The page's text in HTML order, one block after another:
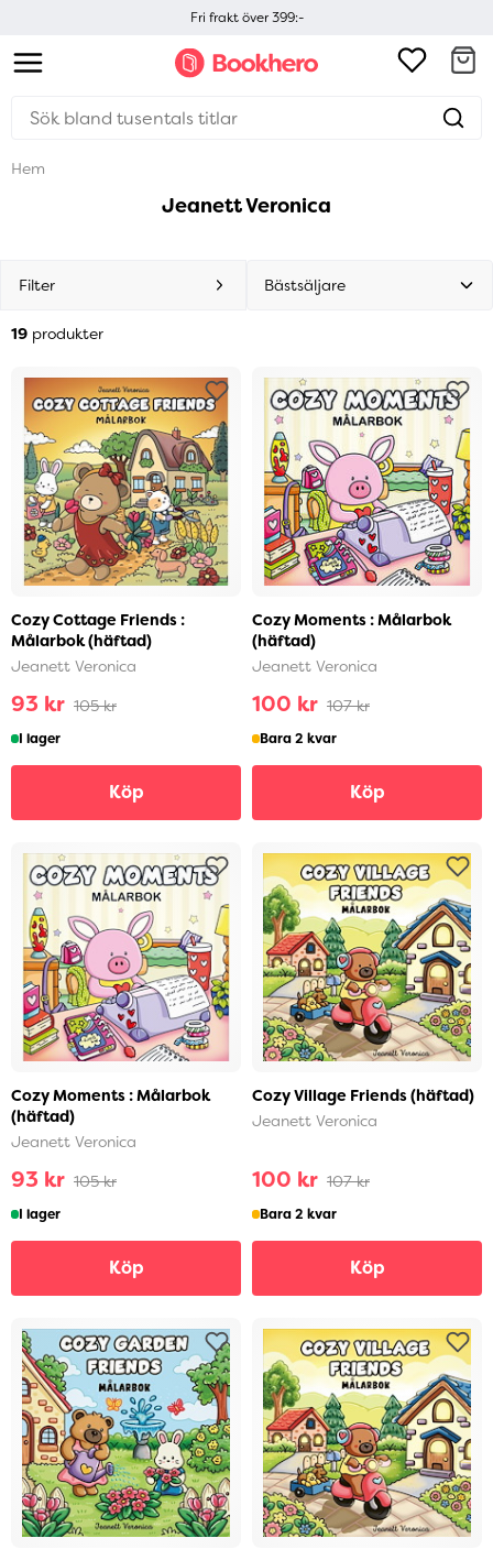
Fri frakt över 399:-
Hem
Jeanett Veronica
Filter
19 produkter
Cozy Cottage Friends :
Målarbok (häftad)
Jeanett Veronica
93 kr 105 kr
I lager
Köp
Cozy Moments : Målarbok
(häftad)
Jeanett Veronica
100 kr 107 kr
Bara 2 kvar
Köp
Cozy Moments : Målarbok
(häftad)
Jeanett Veronica
93 kr 105 kr
I lager
Köp
Cozy Village Friends (häftad)
Jeanett Veronica
100 kr 107 kr
Bara 2 kvar
Köp